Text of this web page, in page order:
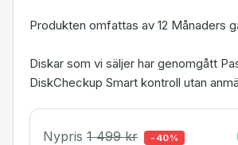
Produkten omfattas av 12 Månaders
Diskar som vi säljer har genomgått
DiskCheckup Smart kontroll utan
Nypris 1 499kr - 40%